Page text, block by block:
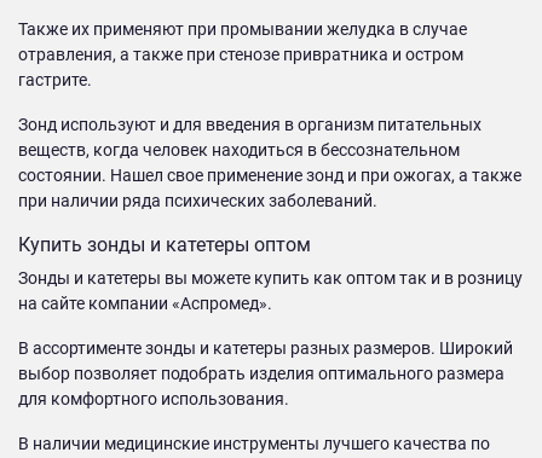
Также их применяют при промывании желудка в случае
отравления, а также при стенозе привратника и остром
гастрите.
Зонд используют и для введения в организм питательных
веществ, когда человек находиться в бессознательном
состоянии. Нашел свое применение зонд и при ожогах, а также
при наличии ряда психических заболеваний.
Купить зонды и катетеры оптом
Зонды и катетеры вы можете купить как оптом так и в розницу
на сайте компании «Аспромед».
В ассортименте зонды и катетеры разных размеров. Широкий
выбор позволяет подобрать изделия оптимального размера
для комфортного использования.
В наличии медицинские инструменты лучшего качества по